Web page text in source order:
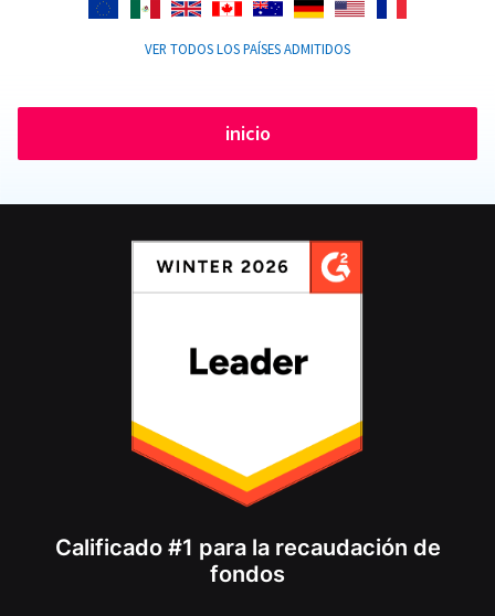
VER TODOS LOS PAÍSES ADMITIDOS
inicio
Calificado #1 para la recaudación de
fondos